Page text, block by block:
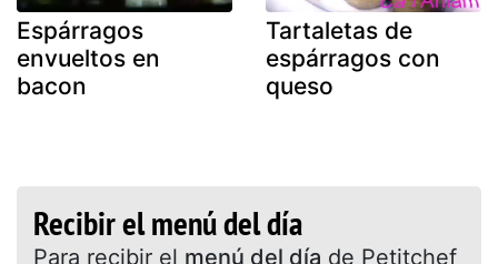
Espárragos
envueltos en
bacon
Tartaletas de
espárragos con
queso
Recibir el menú del día
Para recibir el menú del día de Petitchef